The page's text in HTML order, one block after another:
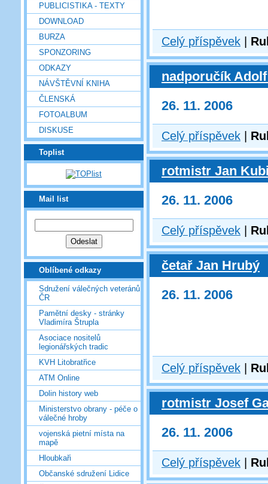
PUBLICISTIKA - TEXTY
DOWNLOAD
BURZA
SPONZORING
ODKAZY
NÁVŠTĚVNÍ KNIHA
ČLENSKÁ
FOTOALBUM
DISKUSE
Toplist
Mail list
Oblíbené odkazy
Sdružení válečných veteránů
ČR
Pamětní desky - stránky
Vladimíra Štrupla
Asociace nositelů
legionářských tradic
KVH Litobratřice
ATM Online
Dolin history web
Ministerstvo obrany - péče o
válečné hroby
vojenská pietní místa na
mapě
Hloubkaři
Občanské sdružení Lidice
Celý příspěvek
nadporučík
26. 11. 2006
Celý příspěvek
rotmistr Jan
26. 11. 2006
Celý příspěvek
četař Jan Hrubý
26. 11. 2006
Celý příspěvek
rotmistr Josef
26. 11. 2006
Celý příspěvek